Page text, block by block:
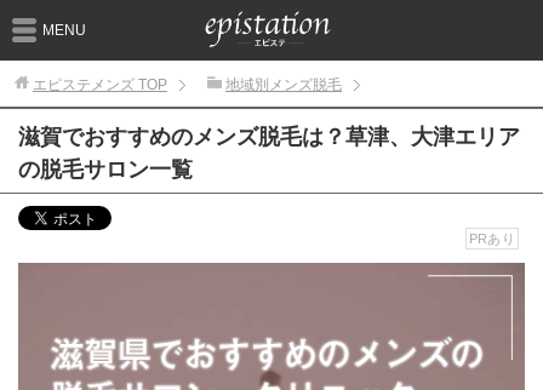
MENU
エピステメンズ TOP 地域別メンズ脱毛
滋賀でおすすめのメンズ脱毛は？草津、大津エリア
の脱毛サロン一覧
PRあり